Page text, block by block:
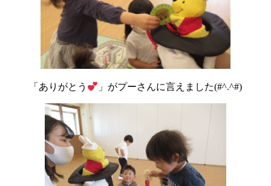
「ありがとう 」がプーさんに言えました(#^.^#)